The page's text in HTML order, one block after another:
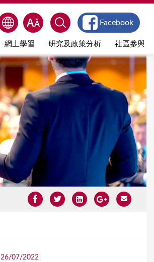
網上學習 研究及政策分析 社區參與
Facebook
26/07/2022